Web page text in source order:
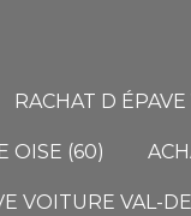
RACHAT D
OISE (60)
VOITURE VAL-